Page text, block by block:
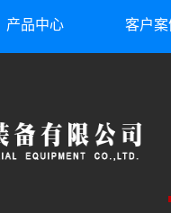
产品中心 客户案